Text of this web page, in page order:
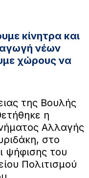
κίνητρα και
νέων
χώρους να
της Βουλής
η
Αλλαγής
στο
ψήφισης του
Πολιτισμού